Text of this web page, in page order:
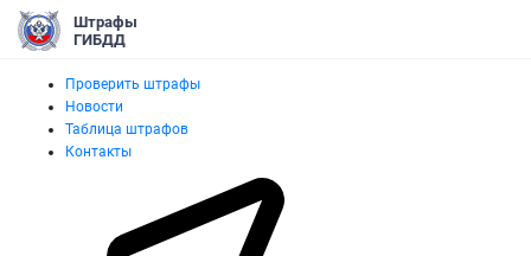
Штрафы
ГИБДД
Проверить штрафы
Новости
Таблица штрафов
Контакты